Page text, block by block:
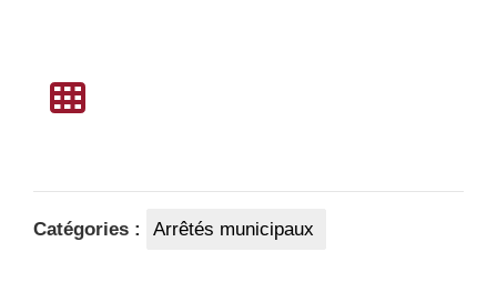
Catégories : Arrêtés municipaux